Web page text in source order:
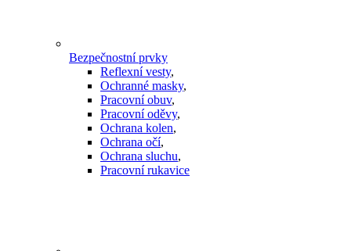
Bezpečnostní prvky
Reflexní vesty,
Ochranné masky,
Pracovní obuv,
Pracovní oděvy,
Ochrana kolen,
Ochrana očí,
Ochrana sluchu,
Pracovní rukavice